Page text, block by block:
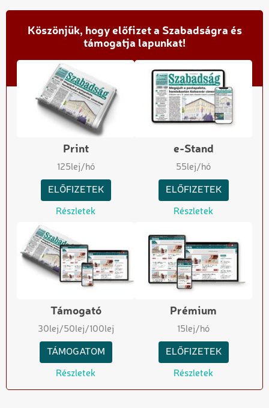
Köszönjük, hogy előfizet a Szabadságra és
támogatja lapunkat!
Print
125lej/hó
ELŐFIZETEK
Részletek
e-Stand
55lej/hó
ELŐFIZETEK
Részletek
Támogató
30lej/50lej/100lej
TÁMOGATOM
Részletek
Prémium
15lej/hó
ELŐFIZETEK
Részletek